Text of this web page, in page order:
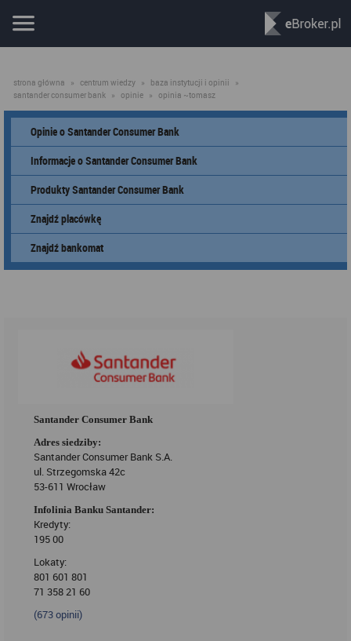
strona główna » centrum wiedzy » baza instytucji i opinii
»
santander consumer bank » opinie » opinia ~tomasz
Opinie o Santander Consumer Bank
Informacje o Santander Consumer Bank
Produkty Santander Consumer Bank
Znajdź placówkę
Znajdź bankomat
Santander Consumer Bank
Adres siedziby:
Santander Consumer Bank S.A.
ul. Strzegomska 42c
53-611 Wrocław
Infolinia Banku Santander:
Kredyty:
195 00
Lokaty:
801 601 801
71 358 21 60
(673opinii)